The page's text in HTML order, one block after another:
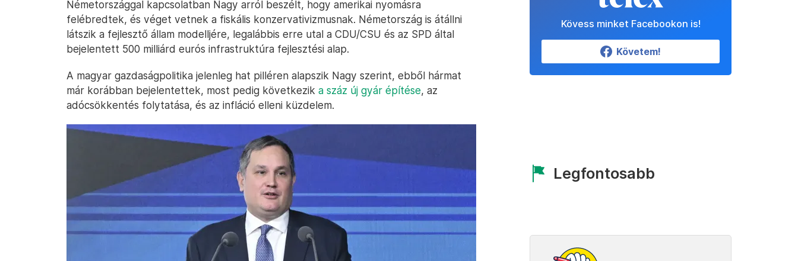
Németországgal kapcsolatban Nagy arról beszélt, hogy amerikai nyomásra
felébredtek, és véget vetnek a fiskális konzervativizmusnak. Németország is átállni
látszik a fejlesztő állam modelljére, legalábbis erre utal a CDU/CSU és az SPD által
bejelentett 500 milliárd eurós infrastruktúra fejlesztési alap.
A magyar gazdaságpolitika jelenleg hat pilléren alapszik Nagy szerint, ebből hármat
már korábban bejelentettek, most pedig következik a száz új gyár építése, az
adócsökkentés folytatása, és az infláció elleni küzdelem.
Kövess minket Facebookon is!
Követem!
Legfontosabb